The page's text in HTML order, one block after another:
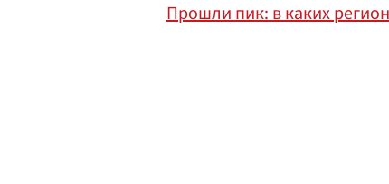
Прошли пик: в каких